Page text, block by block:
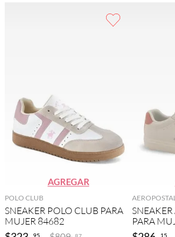
AGREGAR
POLO CLUB
SNEAKER POLO CLUB PARA
MUJER 84682
95 87
PARA
15